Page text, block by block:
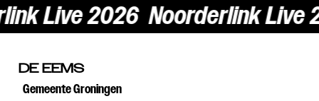
Live 2026 Noorderlink Live
DE EEMS
Gemeente Groningen